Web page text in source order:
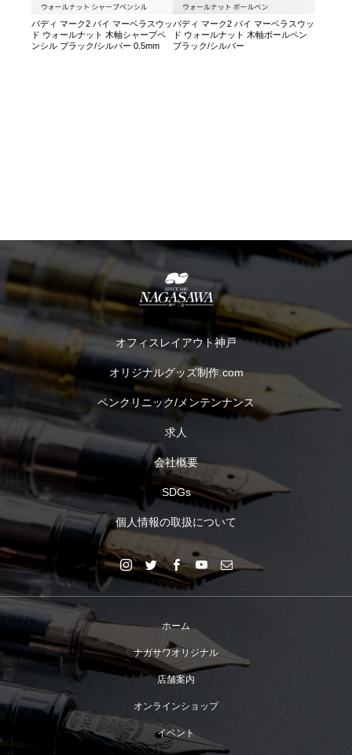
バディ マーク2 バイ マーベラスウッ
ド ウォールナット 木軸シャープペ
ンシル ブラック/シルバー 0.5mm
バディ マーク2 バイ マーベラスウッ
ド ウォールナット 木軸ボールペン
ブラック/シルバー
オフィスレイアウト神戸
オリジナルグッズ制作.com
ペンクリニック/メンテンナンス
求人
会社概要
SDGs
個人情報の取扱について
ホーム
ナガサワオリジナル
店舗案内
オンラインショップ
イベント